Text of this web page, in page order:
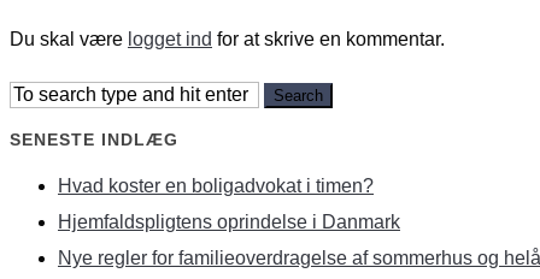
Du skal være logget ind for at skrive en kommentar.
SENESTE INDLÆG
Hvad koster en boligadvokat i timen?
Hjemfaldspligtens oprindelse i Danmark
Nye regler for familieoverdragelse af sommerhus og